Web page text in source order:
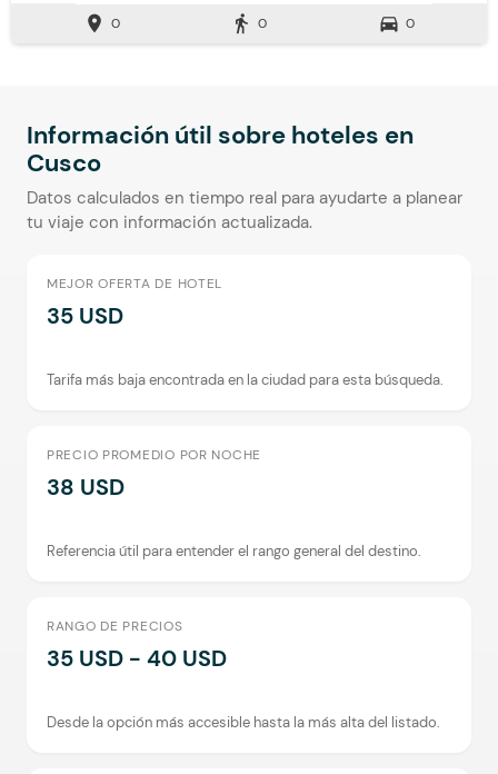
Toallas Secador de pelo
Lavandería (Cargo Extra)
location_on 0 directions_walk 0 directions_car 0
Información útil sobre hoteles en
Cusco
Datos calculados en tiempo real para ayudarte a planear
tu viaje con información actualizada.
MEJOR OFERTA DE HOTEL
35 USD
Tarifa más baja encontrada en la ciudad para esta búsqueda.
PRECIO PROMEDIO POR NOCHE
38 USD
Referencia útil para entender el rango general del destino.
RANGO DE PRECIOS
35 USD - 40 USD
Desde la opción más accesible hasta la más alta del listado.